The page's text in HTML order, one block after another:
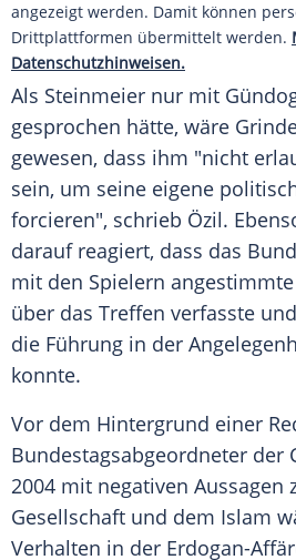
angezeigt werden. Damit können
Drittplattformen übermittelt werden.
Datenschutzhinweisen.
Als Steinmeier nur mit
gesprochen hätte, wäre
gewesen, dass ihm "nicht
sein, um seine eigene
forcieren", schrieb Özil.
darauf reagiert, dass das
mit den Spielern
über das Treffen verfasste
die Führung in der
konnte.
Vor dem Hintergrund einer
Bundestagsabgeordneter der
2004 mit negativen Aussagen
Gesellschaft und dem Islam
Verhalten in der Erdogan-